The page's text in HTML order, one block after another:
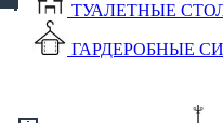
ТУАЛЕТНЫЕ
ГАРДЕРОБНЫЕ